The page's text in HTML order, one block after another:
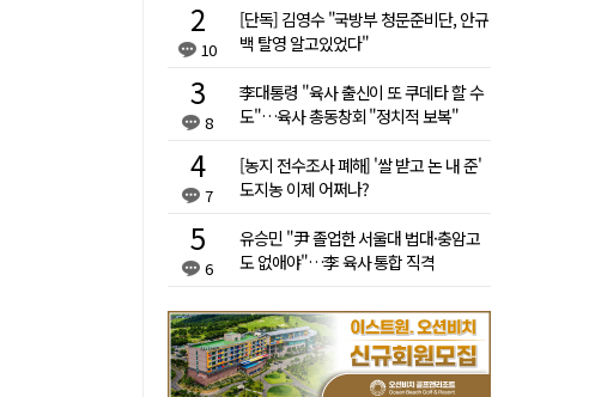
10
[단독] 김영수 "국방부 청문준비단, 안규
백 탈영 알고있었다"
8
李대통령 "육사 출신이 또 쿠데타 할 수
도"…육사 총동창회 "정치적 보복"
7
[농지 전수조사 폐해] '쌀 받고 논 내 준'
도지농 이제 어쩌나?
6
유승민 "尹 졸업한 서울대 법대·충암고
도 없애야"…李 육사 통합 직격